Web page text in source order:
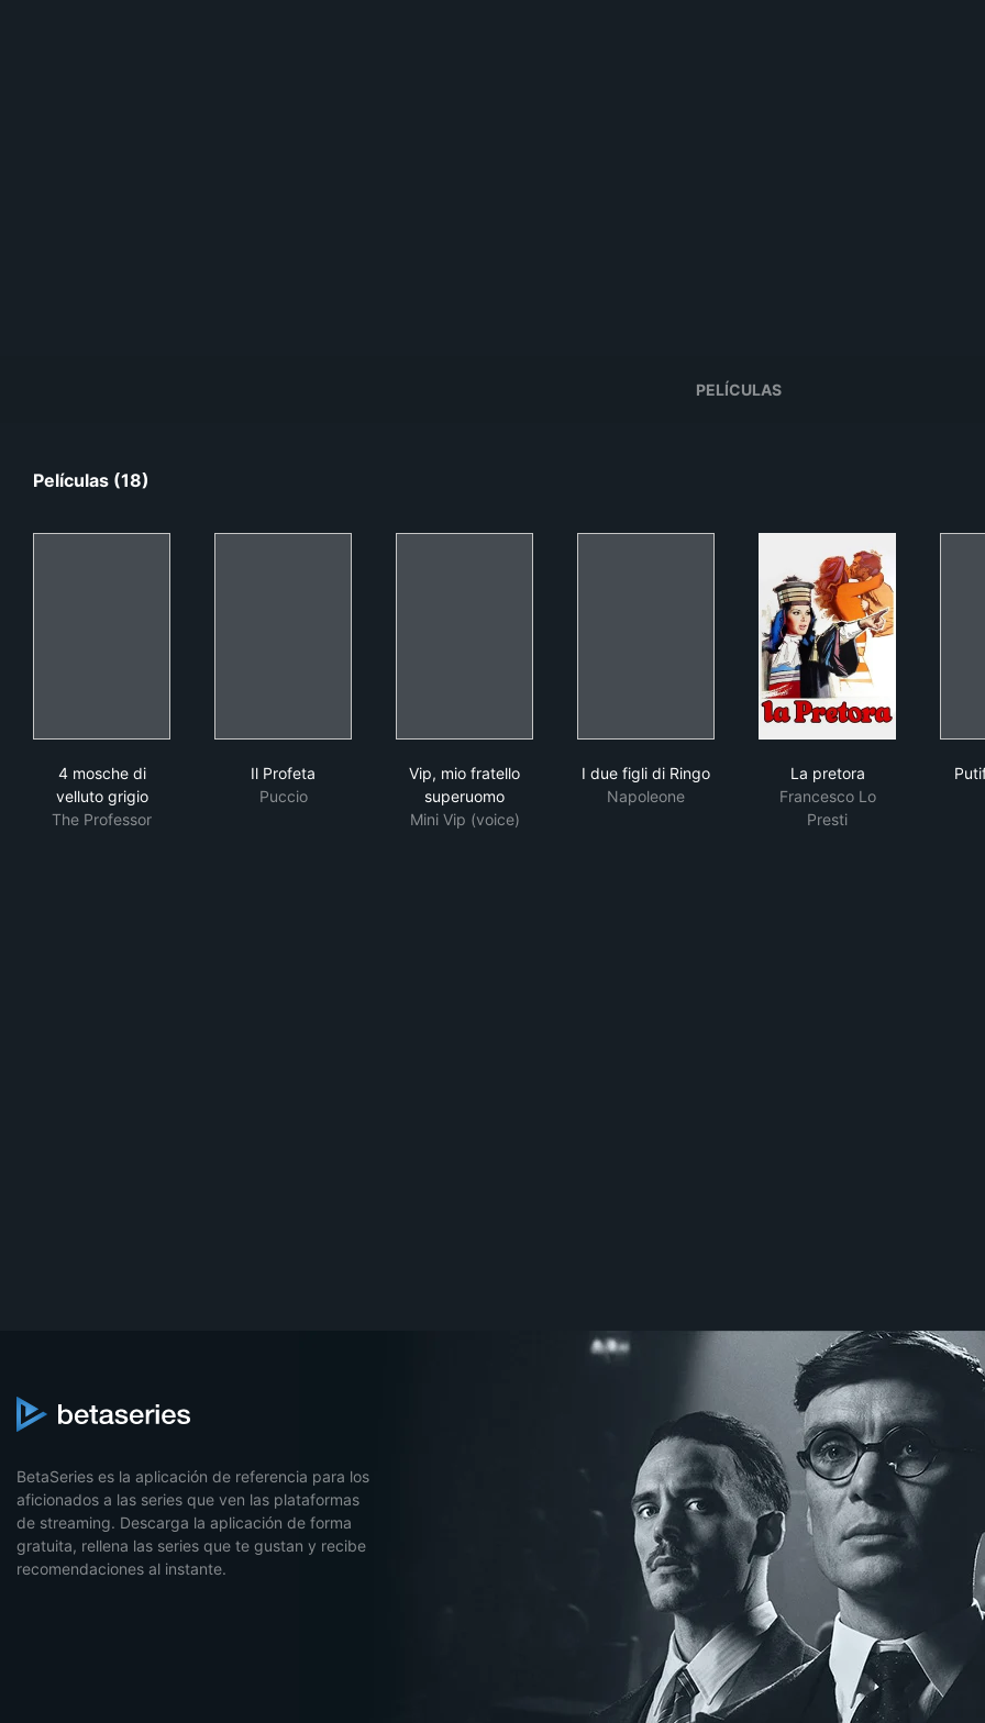
PELÍCULAS
Películas (18)
4 mosche di
velluto grigio
The Professor
Il Profeta
Puccio
Vip, mio fratello
superuomo
Mini Vip (voice)
I due figli di Ringo
Napoleone
La pretora
Francesco Lo
Presti
BetaSeries es la aplicación de referencia para los
aficionados a las series que ven las plataformas
de streaming. Descarga la aplicación de forma
gratuita, rellena las series que te gustan y recibe
recomendaciones al instante.